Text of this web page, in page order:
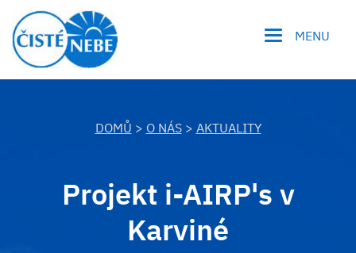
MENU
DOMŮ > O NÁS> AKTUALITY
Projekt i-AIRP's v
Karviné